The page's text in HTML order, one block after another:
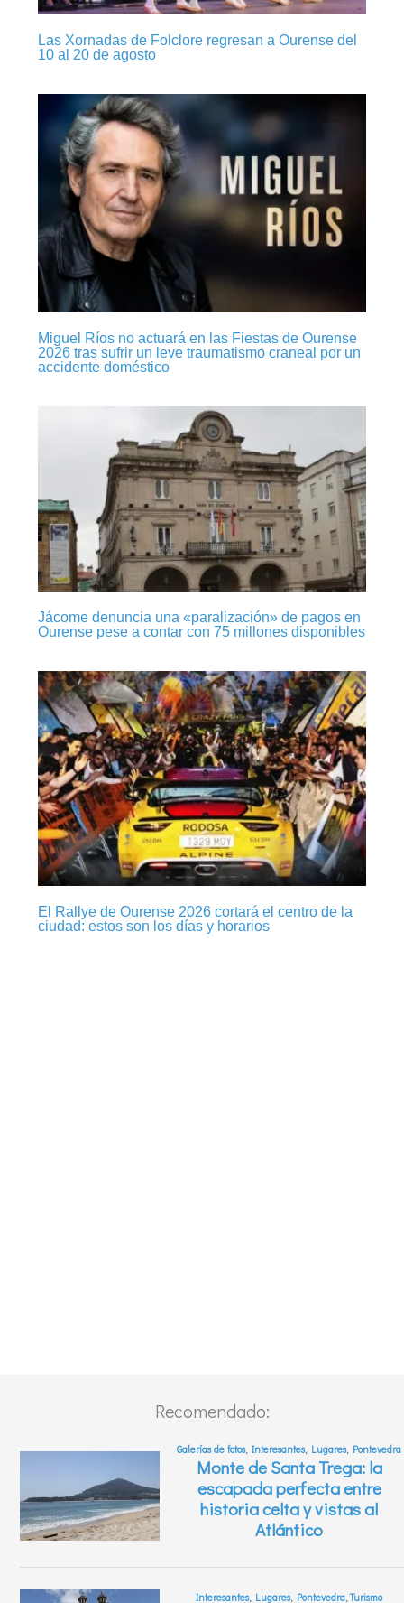
Las Xornadas de Folclore regresan a Ourense del
10 al 20 de agosto
Miguel Ríos no actuará en las Fiestas de Ourense
2026 tras sufrir un leve traumatismo craneal por un
accidente doméstico
Jácome denuncia una «paralización» de pagos en
Ourense pese a contar con 75 millones disponibles
El Rallye de Ourense 2026 cortará el centro de la
ciudad: estos son los días y horarios
Recomendado: